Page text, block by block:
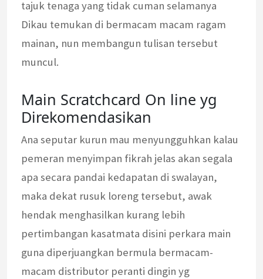
tajuk tenaga yang tidak cuman selamanya
Dikau temukan di bermacam macam ragam
mainan, nun membangun tulisan tersebut
muncul.
Main Scratchcard On line yg
Direkomendasikan
Ana seputar kurun mau menyungguhkan kalau
pemeran menyimpan fikrah jelas akan segala
apa secara pandai kedapatan di swalayan,
maka dekat rusuk loreng tersebut, awak
hendak menghasilkan kurang lebih
pertimbangan kasatmata disini perkara main
guna diperjuangkan bermula bermacam-
macam distributor peranti dingin yg